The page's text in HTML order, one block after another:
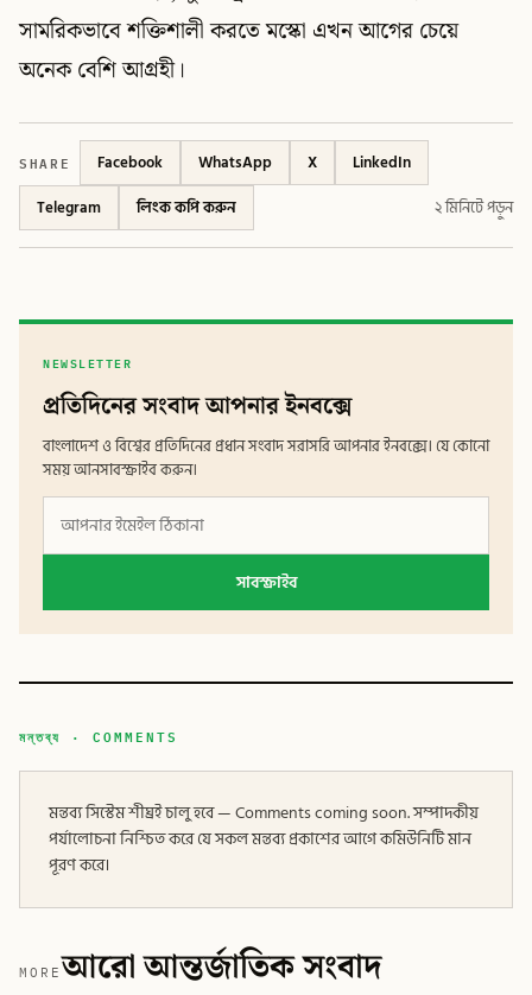
সামরিকভাবে শক্তিশালী করতে মস্কো এখন আগের চেয়ে
অনেক বেশি আগ্রহী।
SHARE Facebook WhatsApp X
LinkedIn
Telegram
লিংক কপি করুন ২ মিনিটে পড়ুন
NEWSLETTER
প্রতিদিনের সংবাদ আপনার ইনবক্সে
বাংলাদেশ ও বিশ্বের প্রতিদিনের প্রধান সংবাদ সরাসরি আপনার ইনবক্সে। যে কোনো
সময় আনসাবস্ক্রাইব করুন।
সাবস্ক্রাইব
মন্তব্য · COMMENTS
মন্তব্য সিস্টেম শীঘ্রই চালু হবে — Comments coming soon. সম্পাদকীয়
পর্যালোচনা নিশ্চিত করে যে সকল মন্তব্য প্রকাশের আগে কমিউনিটি মান
পূরণ করে।
MOREআরো আন্তর্জাতিক সংবাদ